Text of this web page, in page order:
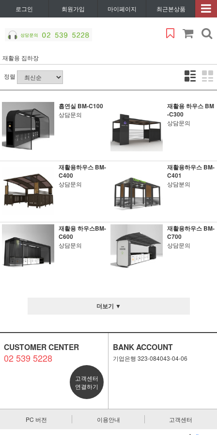
로그인 회원가입 마이페이지 최근본상품
재활용 집하장
정렬
흡연실 BM-C100
상담문의
재활용 하우스 BM
-C300
상담문의
재활용하우스 BM-
C400
상담문의
재활용하우스 BM-
C401
상담분의
재활용 하우스BM-
C600
상담문의
재활용하우스 BM-
C700
상담문의
더보기 ▼
CUSTOMER CENTER
02 539 5228
고객센터
연결하기
BANK ACCOUNT
기업은행 323-084043-04-06
PC 버전 이용안내 고객센터